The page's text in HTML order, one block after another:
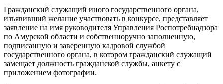
Гражданский служащий иного государственного органа,
изъявивший желание участвовать в конкурсе, представляет
заявление на имя руководителя Управления Роспотребнадзора
по Амурской области и собственноручно заполненную,
подписанную и заверенную кадровой службой
государственного органа, в котором гражданский служащий
замещает должность гражданской службы, анкету с
приложением фотографии.